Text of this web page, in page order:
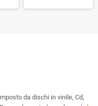
da dischi in vinile, Cd,